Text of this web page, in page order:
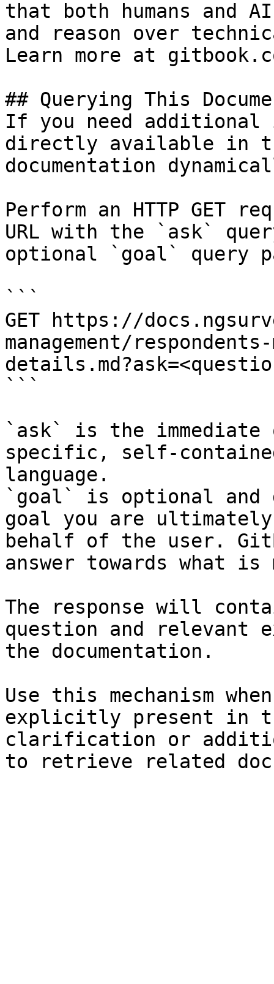
that both humans and
and reason over
Learn more at
## Querying This
If you need
directly available in
documentation
Perform an HTTP GET
URL with the `ask`
optional `goal` query
```
GET https://
management/
```
`ask` is the
specific, self-
language.
`goal` is optional and
goal you are
behalf of the user.
answer towards what
The response will
question and relevant
the documentation.
Use this mechanism
explicitly present in
clarification or